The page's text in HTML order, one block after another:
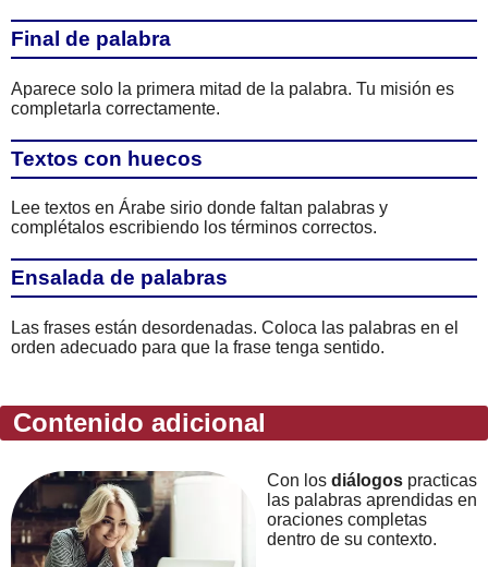
Final de palabra
Aparece solo la primera mitad de la palabra. Tu misión es
completarla correctamente.
Textos con huecos
Lee textos en Árabe sirio donde faltan palabras y
complétalos escribiendo los términos correctos.
Ensalada de palabras
Las frases están desordenadas. Coloca las palabras en el
orden adecuado para que la frase tenga sentido.
Contenido adicional
Con los diálogos practicas
las palabras aprendidas en
oraciones completas
dentro de su contexto.